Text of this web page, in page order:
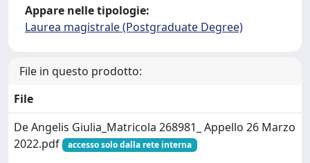
Appare nelle tipologie:
Laurea magistrale (Postgraduate Degree)
File in questo prodotto:
File
De Angelis Giulia_Matricola 268981_ Appello 26 Marzo
2022.pdf
accesso solo dalla rete interna